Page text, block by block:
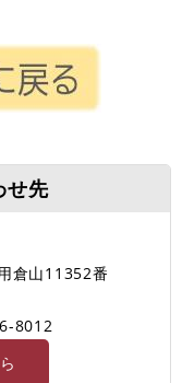
せ先
倉山11352番
8012